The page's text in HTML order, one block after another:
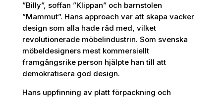
”Billy”, soffan ”Klippan” och barnstolen
”Mammut”. Hans approach var att skapa vacker
design som alla hade råd med, vilket
revolutionerade möbelindustrin. Som svenska
möbeldesigners mest kommersiellt
framgångsrike person hjälpte han till att
demokratisera god design.
Hans uppfinning av platt förpackning och